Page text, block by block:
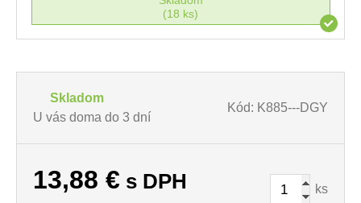
(18 ks)
Skladom
U vás doma do 3 dní
Kód: K885---DGY
13,88 € s DPH ks